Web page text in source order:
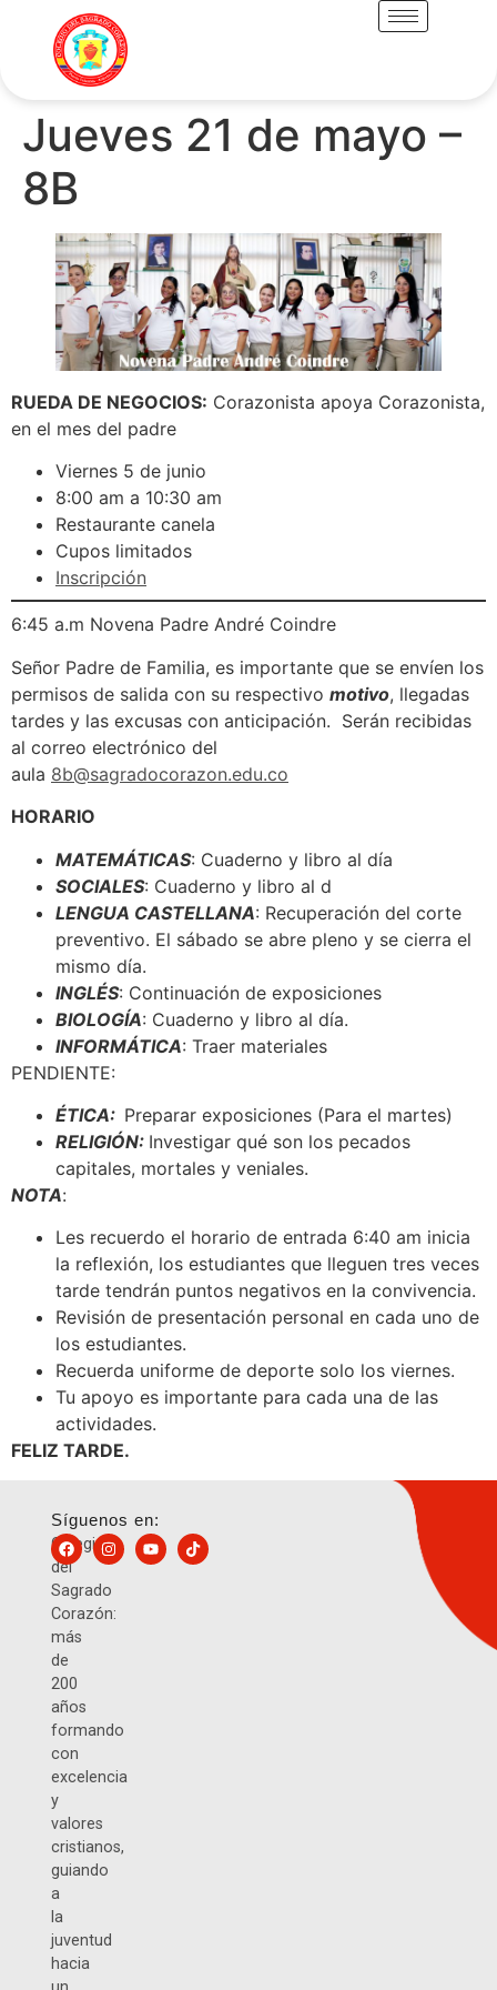
Jueves 21 de mayo –
8B
RUEDA DE NEGOCIOS: Corazonista apoya Corazonista,
en el mes del padre
Viernes 5 de junio
8:00 am a 10:30 am
Restaurante canela
Cupos limitados
Inscripción
6:45 a.m Novena Padre André Coindre
Señor Padre de Familia, es importante que se envíen los
permisos de salida con su respectivo motivo, llegadas
tardes y las excusas con anticipación. Serán recibidas
al correo electrónico del
aula 8b@sagradocorazon.edu.co
HORARIO
MATEMÁTICAS: Cuaderno y libro al día
SOCIALES: Cuaderno y libro al d
LENGUA CASTELLANA: Recuperación del corte
preventivo. El sábado se abre pleno y se cierra el
mismo día.
INGLÉS: Continuación de exposiciones
BIOLOGÍA: Cuaderno y libro al día.
INFORMÁTICA: Traer materiales
PENDIENTE:
ÉTICA: Preparar exposiciones (Para el martes)
RELIGIÓN: Investigar qué son los pecados
capitales, mortales y veniales.
NOTA:
Les recuerdo el horario de entrada 6:40 am inicia
la reflexión, los estudiantes que lleguen tres veces
tarde tendrán puntos negativos en la convivencia.
Revisión de presentación personal en cada uno de
los estudiantes.
Recuerda uniforme de deporte solo los viernes.
Tu apoyo es importante para cada una de las
actividades.
FELIZ TARDE.
Colegio
del
Sagrado
Corazón:
más
de
200
años
formando
con
excelencia
y
valores
cristianos,
guiando
a
la
juventud
hacia
Síguenos en: